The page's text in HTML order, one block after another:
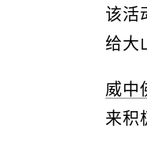
该活
给大
威中
来积